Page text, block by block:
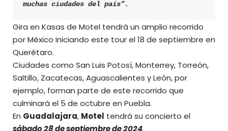
muchas ciudades del país”.
Gira en Kasas de Motel tendrá un amplio recorrido
por México iniciando este tour el 18 de septiembre en
Querétaro.
Ciudades como San Luis Potosí, Monterrey, Torreón,
Saltillo, Zacatecas, Aguascalientes y León, por
ejemplo, forman parte de este recorrido que
culminará el 5 de octubre en Puebla.
En Guadalajara, Motel tendrá su concierto el
sábado 28 de septiembre de 2024.